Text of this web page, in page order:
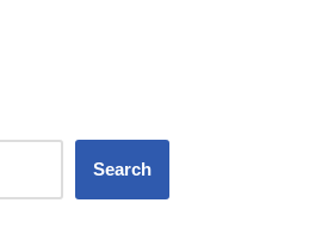
Search